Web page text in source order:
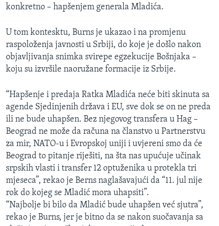
konkretno – hapšenjem generala Mladića.
U tom kontesktu, Burns je ukazao i na promjenu
raspoloženja javnosti u Srbiji, do koje je došlo nakon
objavljivanja snimka svirepe egzekucije Bošnjaka –
koju su izvršile naoružane formacije iz Srbije.
“Hapšenje i predaja Ratka Mladića neće biti skinuta sa
agende Sjedinjenih država i EU, sve dok se on ne preda
ili ne bude uhapšen. Bez njegovog transfera u Hag –
Beograd ne može da računa na članstvo u Partnerstvu
za mir, NATO-u i Evropskoj uniji i uvjereni smo da će
Beograd to pitanje riješiti, na šta nas upućuje učinak
srpskih vlasti i transfer 12 optuženika u protekla tri
mjeseca”, rekao je Berns naglašavajući da “11. jul nije
rok do kojeg se Mladić mora uhapsiti”.
“Najbolje bi bilo da Mladić bude uhapšen već sjutra”,
rekao je Burns, jer je bitno da se nakon suočavanja sa